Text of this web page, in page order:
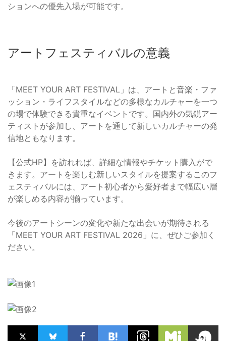
ションへの優先入場が可能です。
アートフェスティバルの意義
「MEET YOUR ART FESTIVAL」は、アートと音楽・ファ
ッション・ライフスタイルなどの多様なカルチャーを一つ
の場で体験できる貴重なイベントです。国内外の気鋭アー
ティストが参加し、アートを通して新しいカルチャーの発
信地ともなります。
【公式HP】を訪れれば、詳細な情報やチケット購入がで
きます。アートを楽しむ新しいスタイルを提案するこのフ
ェスティバルには、アート初心者から愛好者まで幅広い層
が楽しめる内容が揃っています。
今後のアートシーンの変化や新たな出会いが期待される
「MEET YOUR ART FESTIVAL 2026」に、ぜひご参加く
ださい。